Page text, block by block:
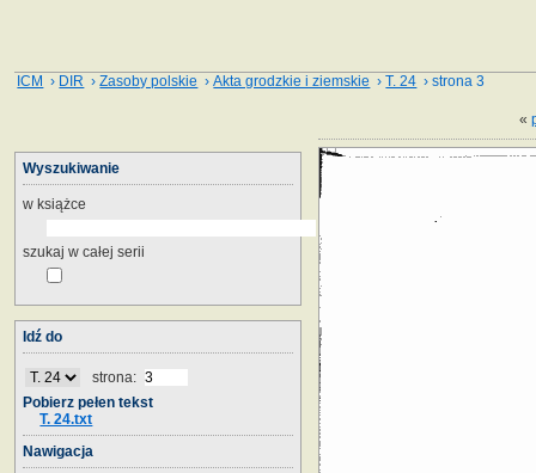
ICM › DIR ›Zasoby polskie ›Akta grodzkie i ziemskie ›T. 24 › strona 3
«
Wyszukiwanie
w książce
szukaj w całej serii
Idź do
strona:
Pobierz pełen tekst
T. 24.txt
Nawigacja